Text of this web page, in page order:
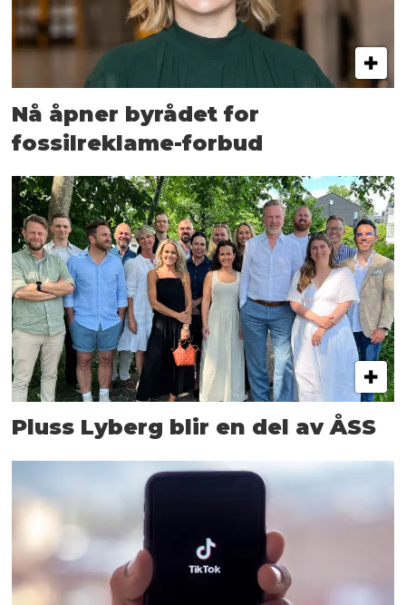
Nå åpner byrådet for
fossilreklame-forbud
Pluss Lyberg blir en del av ÅSS